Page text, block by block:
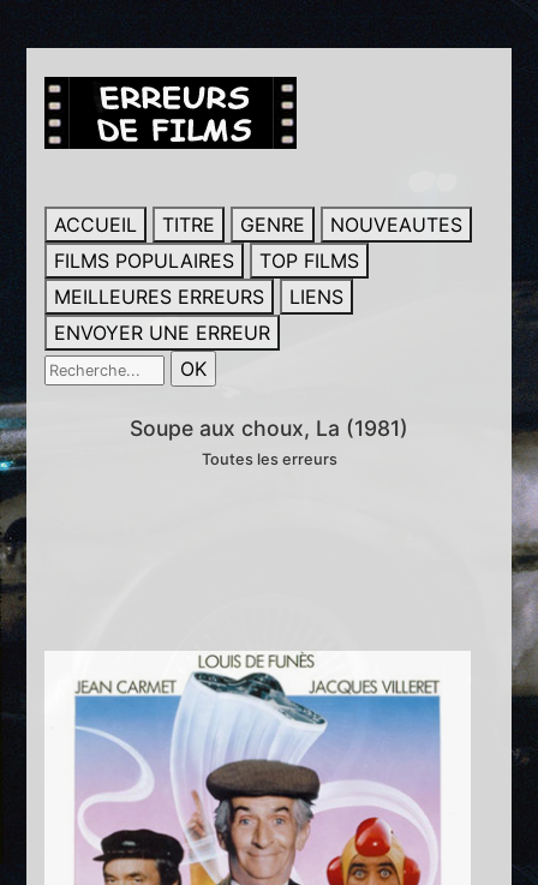
ACCUEIL TITRE GENRE
NOUVEAUTES
FILMS POPULAIRES
TOP FILMS
MEILLEURES ERREURS
LIENS
ENVOYER UNE ERREUR
Soupe aux choux, La (1981)
Toutes les erreurs